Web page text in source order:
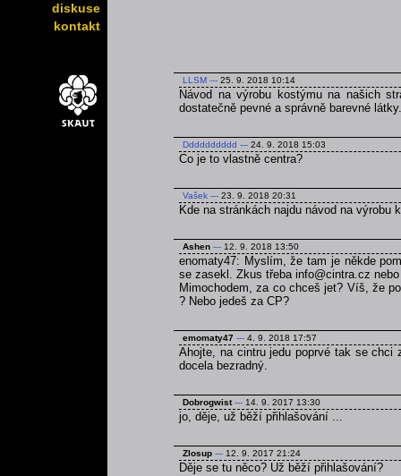
diskuse
kontakt
LLSM --- 25. 9. 2018 10:14
Návod na výrobu kostýmu na našich
dostatečně pevné a správně barevné látky.
Dddddddddd --- 24. 9. 2018 15:03
Co je to vlastně centra?
Vašek --- 23. 9. 2018 20:31
Kde na stránkách najdu návod na výrobu
Ashen --- 12. 9. 2018 13:50
enomaty47: Myslím, že tam je někde
se zasekl. Zkus třeba info@cintra.cz
Mimochodem, za co chceš jet? Víš, že
? Nebo jedeš za CP?
emomaty47 --- 4. 9. 2018 17:57
Ahojte, na cintru jedu poprvé tak se chci
docela bezradný.
Dobrogwist --- 14. 9. 2017 13:30
jo, děje, už běží přihlašování ...
Zlosup --- 12. 9. 2017 21:24
Děje se tu něco? Už běží přihlašování?